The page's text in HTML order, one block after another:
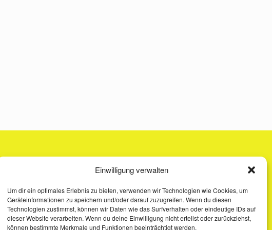
Einwilligung verwalten
Um dir ein optimales Erlebnis zu bieten, verwenden wir Technologien wie Cookies, um
Geräteinformationen zu speichern und/oder darauf zuzugreifen. Wenn du diesen
Technologien zustimmst, können wir Daten wie das Surfverhalten oder eindeutige IDs auf
dieser Website verarbeiten. Wenn du deine Einwilligung nicht erteilst oder zurückziehst,
können bestimmte Merkmale und Funktionen beeinträchtigt werden.